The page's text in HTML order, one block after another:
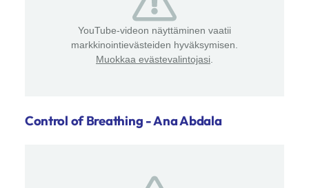
YouTube-videon näyttäminen vaatii
markkinointievästeiden hyväksymisen.
Muokkaa evästevalintojasi
Control of Breathing - Ana Abdala